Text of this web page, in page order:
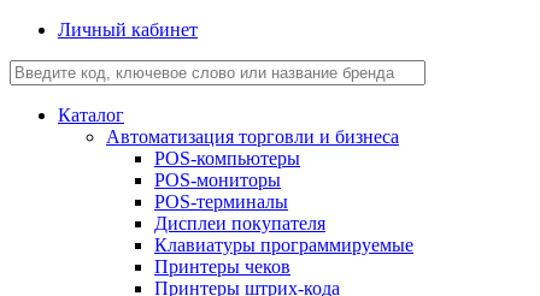
Личный кабинет
Каталог
Автоматизация торговли и бизнеса
POS-компьютеры
POS-мониторы
POS-терминалы
Дисплеи покупателя
Клавиатуры программируемые
Принтеры чеков
Принтеры штрих-кода